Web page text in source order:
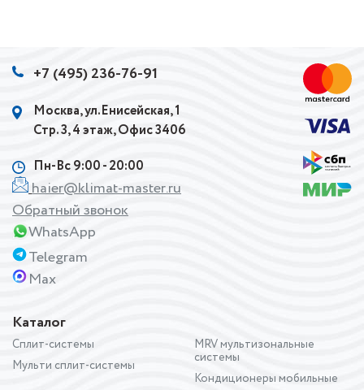
Каталог
Сплит-системы
Мульти сплит-системы
MRV мультизональные
системы
Кондиционеры мобильные
+7 (495) 236-76-91
Москва, ул.Енисейская, 1
Стр. 3, 4 этаж, Офис 3406
Пн-Вс 9:00 - 20:00
haier@klimat-master.ru
Обратный звонок
WhatsApp
Telegram
Max